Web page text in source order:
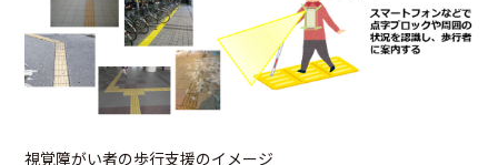
視覚障がい者の歩行支援のイメージ